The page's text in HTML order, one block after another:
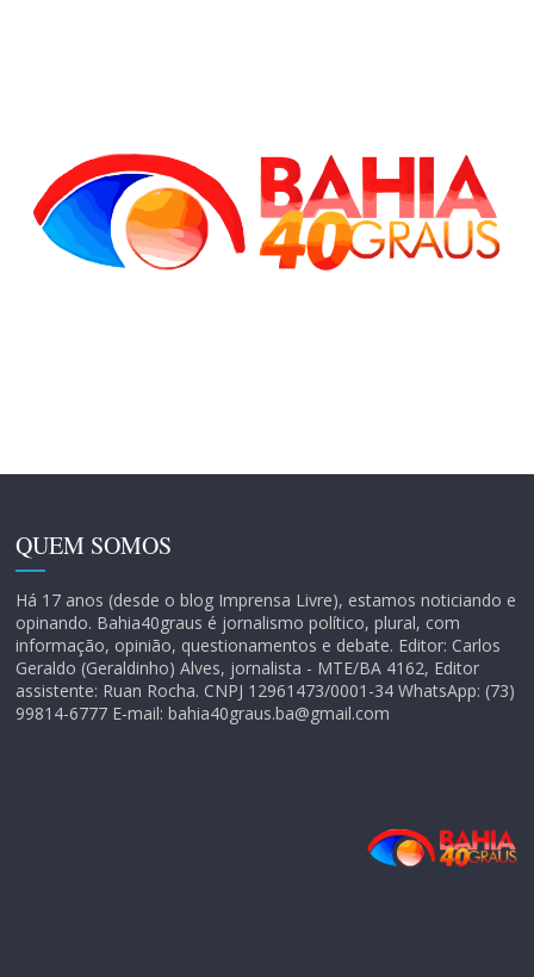
QUEM SOMOS
Há 17 anos (desde o blog Imprensa Livre), estamos noticiando e
opinando. Bahia40graus é jornalismo político, plural, com
informação, opinião, questionamentos e debate. Editor: Carlos
Geraldo (Geraldinho) Alves, jornalista - MTE/BA 4162, Editor
assistente: Ruan Rocha. CNPJ 12961473/0001-34 WhatsApp: (73)
99814-6777 E-mail: bahia40graus.ba@gmail.com